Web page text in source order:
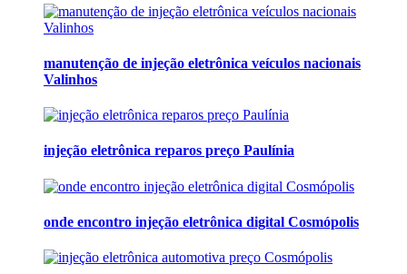
manutenção de injeção eletrônica veículos nacionais
Valinhos
injeção eletrônica reparos preço Paulínia
onde encontro injeção eletrônica digital Cosmópolis